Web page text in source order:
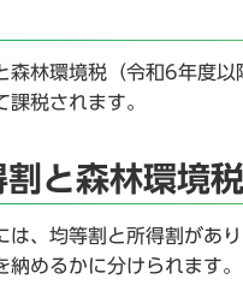
森林環境税（令和6年度
税されます。
と森林環境税
は、均等割と所得割があ
めるかに分けられます。